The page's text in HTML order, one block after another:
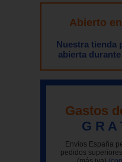
Abierto
Nuestra tienda
abierta
Gastos
G R A
Envíos España
pedidos